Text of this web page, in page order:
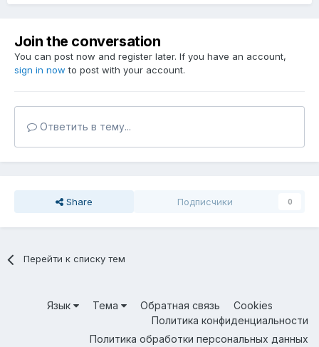
Join the conversation
You can post now and register later. If you have an account,
sign in now to post with your account.
Ответить в тему...
Share Подписчики 0
Перейти к списку тем
Язык Тема Обратная связь
Cookies
Политика конфиденциальности
Политика обработки персональных данных